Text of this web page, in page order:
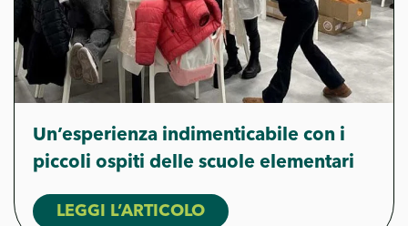
Un’esperienza indimenticabile con i
piccoli ospiti delle scuole elementari
LEGGI L’ARTICOLO